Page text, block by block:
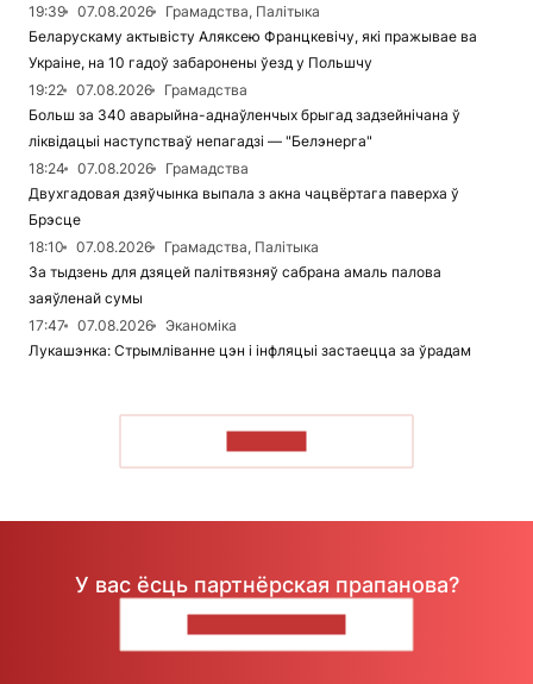
19:39
07.08.2026
Грамадства, Палітыка
Беларускаму актывісту Аляксею Францкевічу, які пражывае ва
Украіне, на 10 гадоў забаронены ўезд у Польшчу
19:22
07.08.2026
Грамадства
Больш за 340 аварыйна-аднаўленчых брыгад задзейнічана ў
ліквідацыі наступстваў непагадзі — "Белэнерга"
18:24
07.08.2026
Грамадства
Двухгадовая дзяўчынка выпала з акна чацвёртага паверха ў
Брэсце
18:10
07.08.2026
Грамадства, Палітыка
За тыдзень для дзяцей палітвязняў сабрана амаль палова
заяўленай сумы
17:47
07.08.2026
Эканоміка
Лукашэнка: Стрымліванне цэн і інфляцыі застаецца за ўрадам
У вас ёсць партнёрская прапанова?